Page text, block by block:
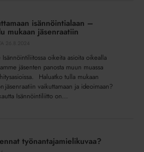
isännöintialaan –
mukaan jäsenraatiin
Isännöintiliitossa oikeita asioita oikealla
jäsenten panosta muun muassa
Haluatko tulla mukaan
jäsenraatiin vaikuttamaan ja ideoimaan?
Isännöintiliitto on...
työnantajamielikuvaa?